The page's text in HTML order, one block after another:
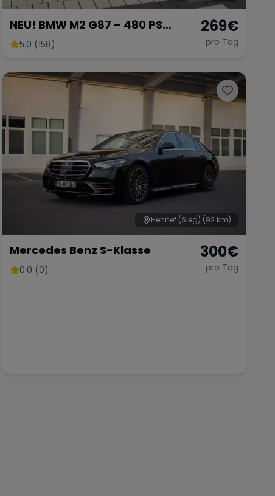
NEU! BMW M2 G87 – 480 PS
Power
5.0 (158)
269€
pro Tag
Hennef (Sieg) (92 km)
Mercedes Benz S-Klasse
0.0 (0)
300€
pro Tag